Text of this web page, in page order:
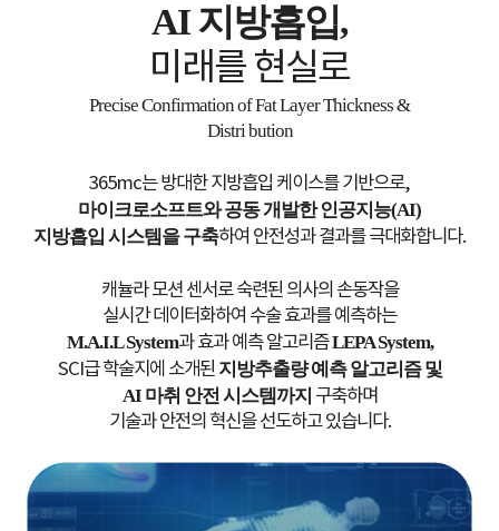
Lower abdomen
Professional Doctors, Caring Staff
Sa*** L/25.10.28
The doctor was very detailed and precise, and all the nurses
were super kind. I felt completely taken care of during the
really feel their expertise throughout the process.
Arms
Mi*** R/25.11.10
AI 지방흡입,
미래를 현실로
Precise Confirmation of Fat Layer Thickness &
Distri bution
365mc는 방대한 지방흡입 케이스를 기반으로,
마이크로소프트와 공동 개발한 인공지능(AI)
지방흡입 시스템을 구축하여 안전성과 결과를 극대화합니다.
캐뉼라 모션 센서로 숙련된 의사의 손동작을
실시간 데이터화하여 수술 효과를 예측하는
M.A.I.L System과 효과 예측 알고리즘LEPA System,
SCI급 학술지에 소개된 지방추출량 예측 알고리즘 및
AI 마취 안전 시스템까지 구축하며
기술과 안전의 혁신을 선도하고 있습니다.